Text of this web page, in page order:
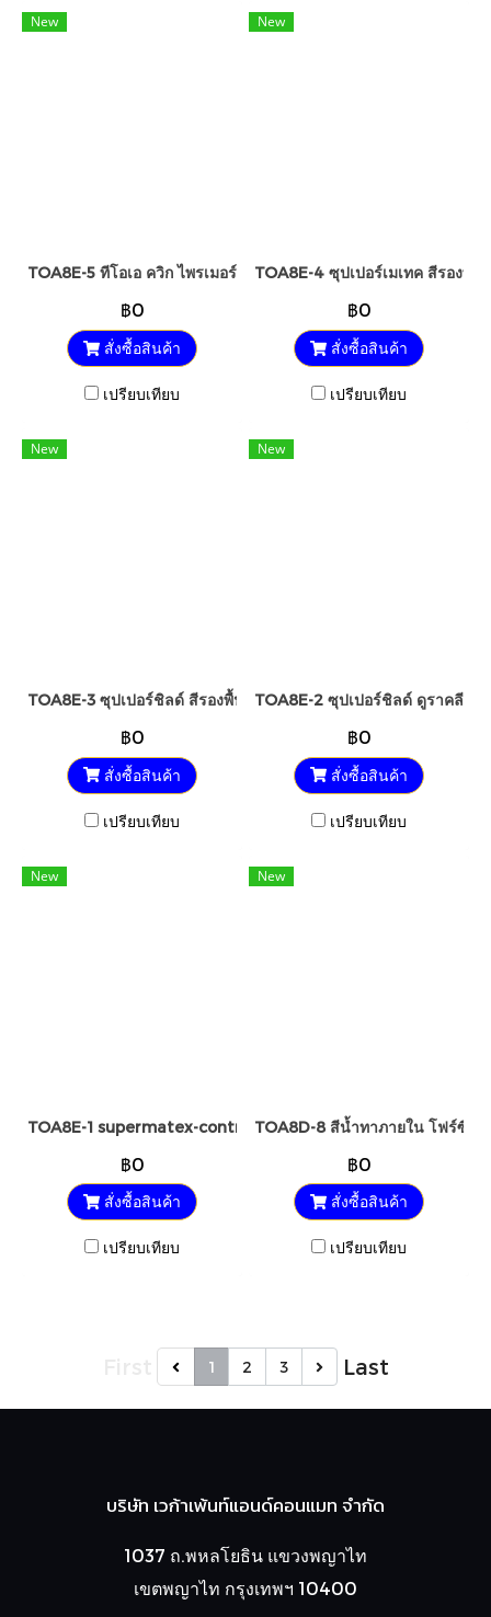
New
TOA8E-5 ทีโอเอ ควิก ไพรเมอร์
฿0
สั่งซื้อสินค้า
เปรียบเทียบ
New
TOA8E-4 ซุปเปอร์เมเทค สีรองพื้
฿0
สั่งซื้อสินค้า
เปรียบเทียบ
New
TOA8E-3 ซุปเปอร์ชิลด์ สีรองพื้นปูนใหม่กันด่าง
฿0
สั่งซื้อสินค้า
เปรียบเทียบ
New
TOA8E-2 ซุปเปอร์ชิลด์ ดูราคลีน
฿0
สั่งซื้อสินค้า
เปรียบเทียบ
New
TOA8E-1 supermatex-contract-primer
฿0
สั่งซื้อสินค้า
เปรียบเทียบ
New
TOA8D-8 สีน้ำทาภายใน โฟร์ซีซั่
฿0
สั่งซื้อสินค้า
เปรียบเทียบ
1 2 3 Last
บริษัท เวก้าเพ้นท์แอนด์คอนแมท จำกัด
1037 ถ.พหลโยธิน แขวงพญาไท
เขตพญาไท กรุงเทพฯ 10400